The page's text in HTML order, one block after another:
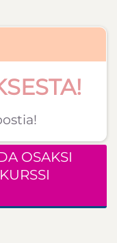
OSAKSI